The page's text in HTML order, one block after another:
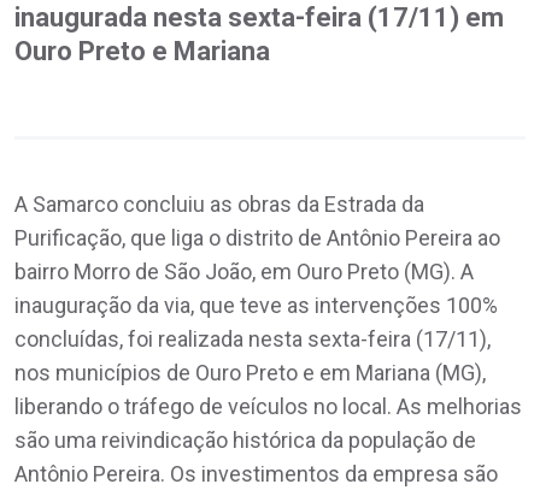
inaugurada nesta sexta-feira (17/11) em
Ouro Preto e Mariana
A Samarco concluiu as obras da Estrada da
Purificação, que liga o distrito de Antônio Pereira ao
bairro Morro de São João, em Ouro Preto (MG). A
inauguração da via, que teve as intervenções 100%
concluídas, foi realizada nesta sexta-feira (17/11),
nos municípios de Ouro Preto e em Mariana (MG),
liberando o tráfego de veículos no local. As melhorias
são uma reivindicação histórica da população de
Antônio Pereira. Os investimentos da empresa são